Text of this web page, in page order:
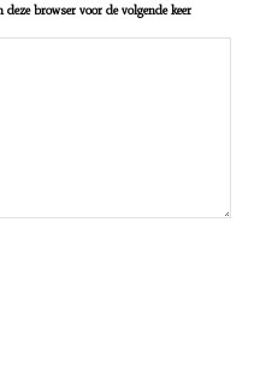
browser voor de volgende keer